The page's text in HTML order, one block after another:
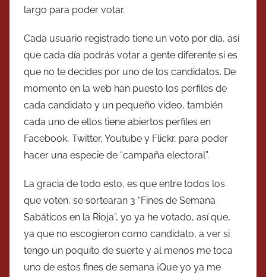
largo para poder votar.
Cada usuario registrado tiene un voto por día, así
que cada día podrás votar a gente diferente si es
que no te decides por uno de los candidatos. De
momento en la web han puesto los perfiles de
cada candidato y un pequeño video, también
cada uno de ellos tiene abiertos perfiles en
Facebook, Twitter, Youtube y Flickr, para poder
hacer una especie de “campaña electoral”.
La gracia de todo esto, es que entre todos los
que voten, se sortearan 3 “Fines de Semana
Sabáticos en la Rioja”, yo ya he votado, así que,
ya que no escogieron como candidato, a ver si
tengo un poquito de suerte y al menos me toca
uno de estos fines de semana ¡Que yo ya me